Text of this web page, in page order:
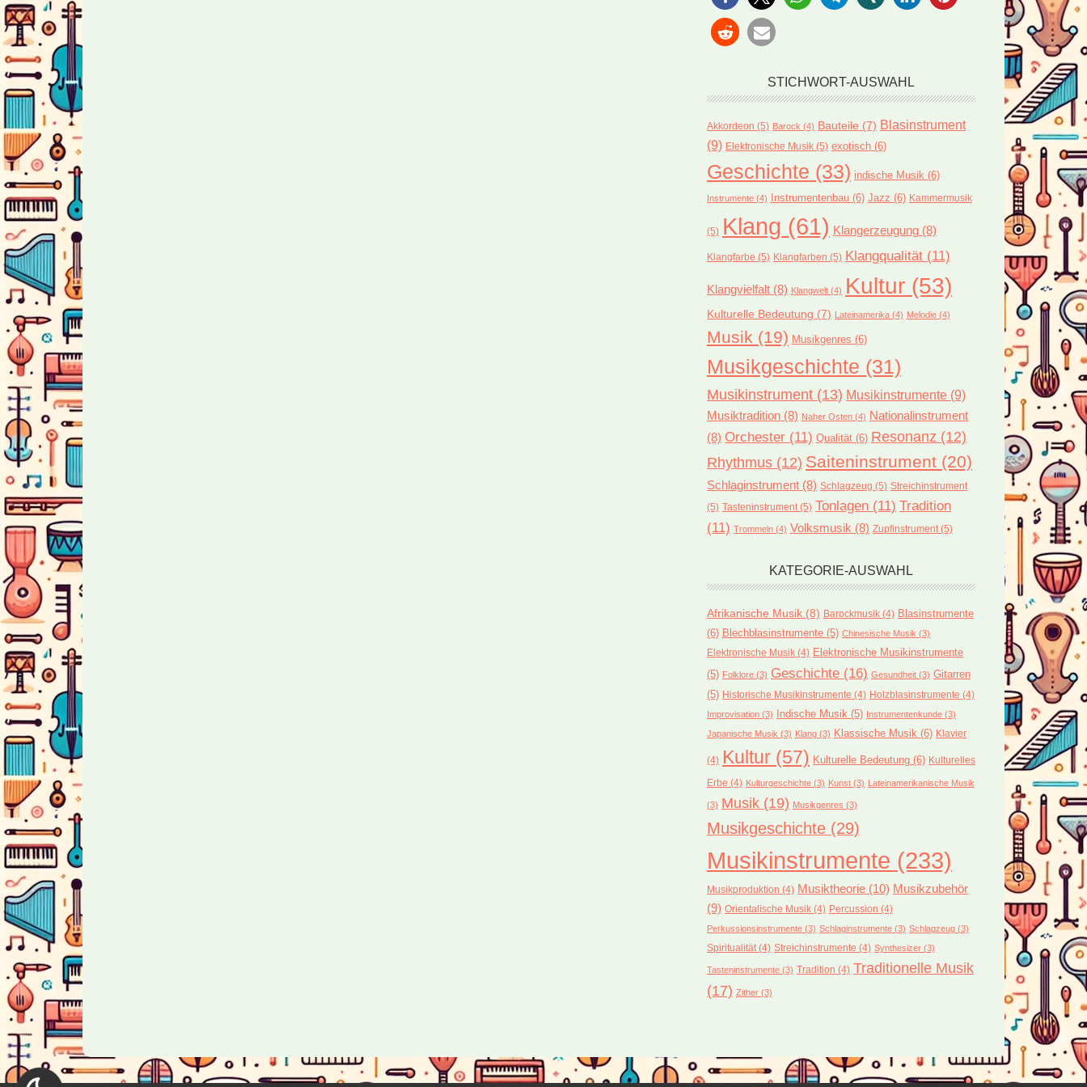
STICHWORT-AUSWAHL
Akkordeon (5) Barock (4) Bauteile (7) Blasinstrument
(9) Elektronische Musik (5) exotisch (6)
Geschichte (33) indische Musik (6)
Instrumente (4) Instrumentenbau (6) Jazz (6) Kammermusik
(5) Klang (61) Klangerzeugung (8)
Klangfarbe (5) Klangfarben (5) Klangqualität (11)
Klangvielfalt (8) Klangwelt (4) Kultur (53)
Kulturelle Bedeutung (7) Lateinamerika (4) Melodie (4)
Musik (19) Musikgenres (6)
Musikgeschichte (31)
Musikinstrument (13) Musikinstrumente (9)
Musiktradition (8) Naher Osten (4) Nationalinstrument
(8) Orchester (11) Qualität (6) Resonanz (12)
Rhythmus (12) Saiteninstrument (20)
Schlaginstrument (8) Schlagzeug (5) Streichinstrument
(5) Tasteninstrument(5) Tonlagen (11) Tradition
(11) Trommeln (4) Volksmusik (8) Zupfinstrument(5)
KATEGORIE-AUSWAHL
Afrikanische Musik (8) Barockmusik (4) Blasinstrumente
(6) Blechblasinstrumente (5) Chinesische Musik (3)
Elektronische Musik (4) Elektronische Musikinstrumente
(5) Folklore (3) Geschichte (16) Gesundheit (3) Gitarren
(5) Historische Musikinstrumente (4) Holzblasinstrumente (4)
Improvisation (3) Indische Musik (5) Instrumentenkunde (3)
Japanische Musik (3) Klang (3) Klassische Musik (6) Klavier
(4) Kultur (57) Kulturelle Bedeutung (6) Kulturelles
Erbe (4) Kulturgeschichte (3) Kunst (3) Lateinamerikanische Musik
(3) Musik (19) Musikgenres (3)
Musikgeschichte (29)
Musikinstrumente (233)
Musikproduktion (4) Musiktheorie (10) Musikzubehör
(9) Orientalische Musik (4) Percussion (4)
Perkussionsinstrumente (3) Schlaginstrumente (3) Schlagzeug (3)
Spiritualität (4) Streichinstrumente (4) Synthesizer (3)
Tasteninstrumente (3) Tradition (4) Traditionelle Musik
(17) Zither (3)